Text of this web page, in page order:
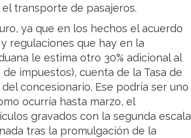
transporte de pasajeros.
ya que en los hechos el acuerdo
regulaciones que hay en la
le estima otro 30% adicional al
impuestos), cuenta de la Tasa de
concesionario. Ese podría ser uno
ocurría hasta marzo, el
gravados con la segunda escala
tras la promulgación de la